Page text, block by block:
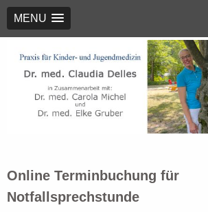
MENU
Dr. med. Claudia Delles
Kinderärzte Nürnberg
Online Terminbuchung für
Notfallsprechstunde